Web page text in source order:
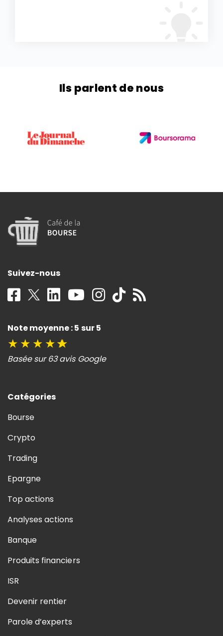
Ils parlent de nous
Suivez-nous
Note moyenne : 5 sur 5
★ ★ ★ ★★
Basée sur 63 avis Google
Catégories
Bourse
Crypto
Trading
Epargne
Top actions
Analyses actions
Banque
Produits financiers
ISR
Devenir rentier
Parole d’experts